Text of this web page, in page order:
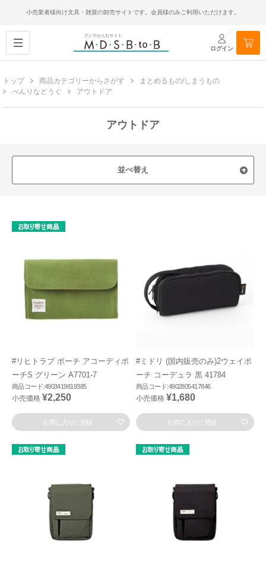
小売業者様向け文具・雑貨の卸売サイトです。会員様のみご利用いただけます。
ログイン
トップ 商品カテゴリーからさがす
まとめるもの/しまうもの
べんりなどうぐ
アウトドア
アウトドア
並べ替え
#リヒトラブ ポーチ アコーディポ
ーチS グリーン A7701-7
商品コード:4903419819385
小売価格 ¥2,250
お気に入りに登録
#ミドリ (国内販売のみ)2ウェイポ
ーチ コーデュラ 黒 41784
商品コード:4902805417846
小売価格 ¥1,680
お気に入りに登録